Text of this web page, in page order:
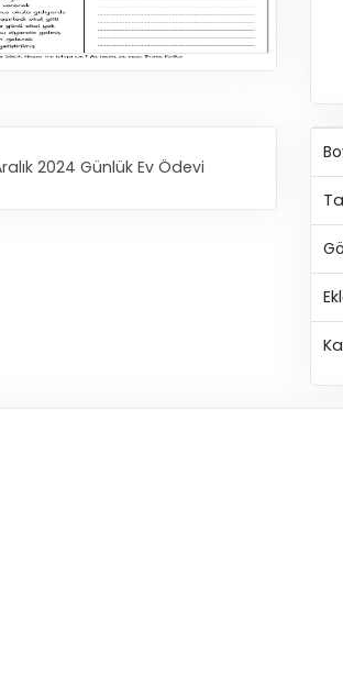
2024 Günlük Ev Ödevi